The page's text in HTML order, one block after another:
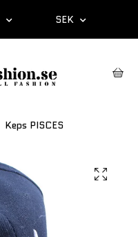
SEK
Keps PISCES